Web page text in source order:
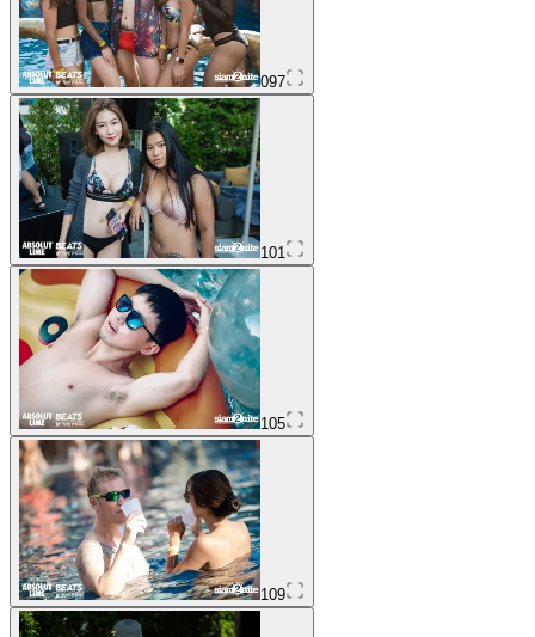
097
101
105
109